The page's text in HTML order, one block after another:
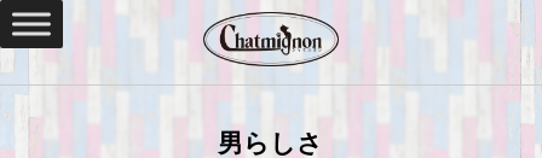
男らしさ